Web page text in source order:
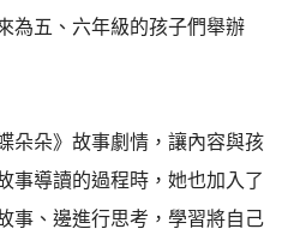
為五、六年級的孩子們舉辦
朵朵》故事劇情，讓內容與孩
事導讀的過程時，她也加入了
事、邊進行思考，學習將自己